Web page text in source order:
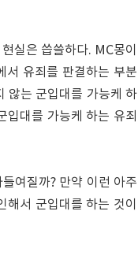
실은 씁쓸하다. MC몽이
서 유죄를 판결하는 부분
않는 군입대를 가능케 하
입대를 가능케 하는 유죄
여질까? 만약 이런 아주
서 군입대를 하는 것이